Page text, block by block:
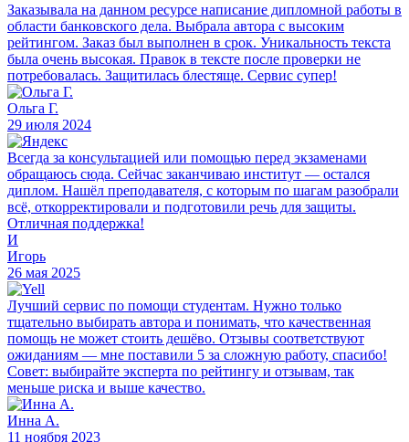
Заказывала на данном ресурсе написание дипломной работы в
области банковского дела. Выбрала автора с высоким
рейтингом. Заказ был выполнен в срок. Уникальность текста
была очень высокая. Правок в тексте после проверки не
потребовалась. Защитилась блестяще. Сервис супер!
Ольга Г.
29 июля 2024
Всегда за консультацией или помощью перед экзаменами
обращаюсь сюда. Сейчас заканчиваю институт — остался
диплом. Нашёл преподавателя, с которым по шагам разобрали
всё, откорректировали и подготовили речь для защиты.
Отличная поддержка!
И
Игорь
26 мая 2025
Лучший сервис по помощи студентам. Нужно только
тщательно выбирать автора и понимать, что качественная
помощь не может стоить дешёво. Отзывы соответствуют
ожиданиям — мне поставили 5 за сложную работу, спасибо!
Совет: выбирайте эксперта по рейтингу и отзывам, так
меньше риска и выше качество.
Инна А.
11 ноября 2023